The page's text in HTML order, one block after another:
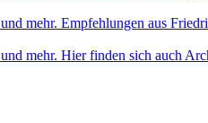
mehr. Empfehlungen aus
mehr. Hier finden sich auch